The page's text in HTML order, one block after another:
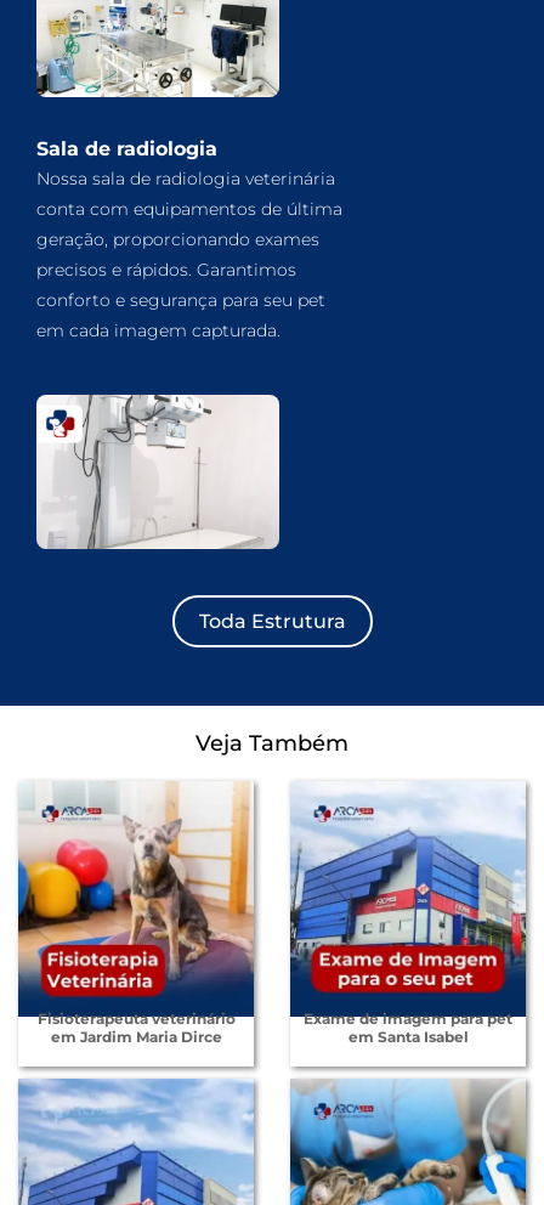
Sala de radiologia
Nossa sala de radiologia veterinária
conta com equipamentos de última
geração, proporcionando exames
precisos e rápidos. Garantimos
conforto e segurança para seu pet
em cada imagem capturada.
Toda Estrutura
Veja Também
Fisioterapeuta veterinário
em Jardim Maria Dirce
Exame de imagem para pet
em Santa Isabel